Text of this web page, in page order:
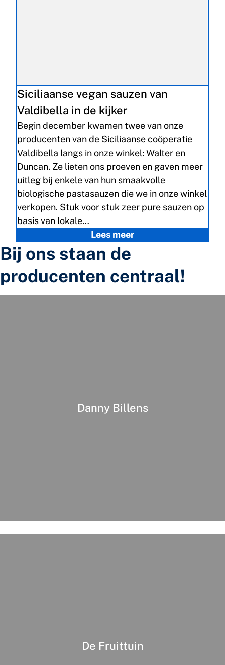
Siciliaanse vegan sauzen van
Valdibella in de kijker
Begin december kwamen twee van onze
producenten van de Siciliaanse coöperatie
Valdibella langs in onze winkel: Walter en
Duncan. Ze lieten ons proeven en gaven meer
uitleg bij enkele van hun smaakvolle
biologische pastasauzen die we in onze winkel
verkopen. Stuk voor stuk zeer pure sauzen op
basis van lokale…
Lees meer
Bij ons staan de
producenten centraal!
Danny Billens
De Fruittuin